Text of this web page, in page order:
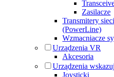
Zasilacze
Transmitery
(PowerLine)
Wzmacniacze
Urządzenia VR
Akcesoria
Urządzenia
Joysticki